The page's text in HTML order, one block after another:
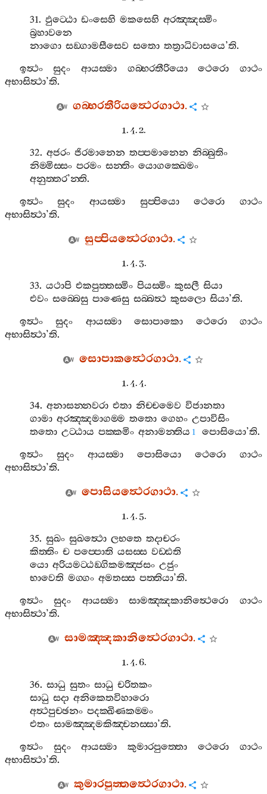
31.ඵුට‍්ඨො ඩංසෙහි මකසෙහි අරඤ‍්ඤස‍්මිං
බ්‍රහාවනෙ
නාගො සඞ‍්ගාමසීසෙව සතො තත්‍රාධිවාසයෙ’ති.
ඉත්‍ථං
සුදං ආයස‍්මා ගබ‍්භරතීරියො ථෙරො
ගාථං
අභාසිත්‍ථා’ති.
ගබ‍්භරතීරියත්‍ථෙරගාථා.
1. 4. 2.
32.අජරං ජිරමානෙන තප‍්පමානෙන නිබ‍්බුතිං
නිම‍්මිස‍්සං පරමං සන‍්තිං යොගක‍්ඛෙමං
අනුත‍්තර’න‍්ති.
ඉත්‍ථං
සුදං ආයස‍්මා සුප‍්පියො ථෙරො
ගාථං
අභාසිත්‍ථා’ති.
සුප‍්පියත්‍ථෙරගාථා.
1. 4. 3.
33.යථාපි එකපුත‍්තස‍්මිං පියස‍්මිං කුසලී සියා
එවං සබ‍්බෙසු පාණෙසු සබ‍්බත්‍ථ කුසලො සියා’ති.
ඉත්‍ථං
සුදං ආයස‍්මා සොපාකො ථෙරො
ගාථං
අභාසිත්‍ථා’ති.
සොපාකත්‍ථෙරගාථා.
1. 4. 4.
34.අනාසන‍්නවරා එතා නිච‍්චමෙව විජානතා
ගාමා අරඤ‍්ඤමාගම‍්ම තතො ගෙහං උපාවිසිං
තතො උට‍්ඨාය පක‍්කමිං අනාමන‍්තිය 1 පොසියො’ති.
ඉත්‍ථං
සුදං ආයස‍්මා පොසියො ථෙරො
ගාථං
අභාසිත්‍ථා’ති.
පොසියත්‍ථෙරගාථා.
1. 4. 5.
35.සුඛං සුඛත්‍ථො ලභතෙ තදාචරං
කිත‍්තිං ච පප‍්පොති යසස‍්ස වඩ‍්ඪති
යො අරියමට‍්ඨඞ‍්ගිකමඤ‍්ජසං උජුං
භාවෙති මග‍්ගං අමතස‍්ස පත‍්තියා’ති.
ඉත්‍ථං
සුදං ආයස‍්මා සාමඤ‍්ඤකානිත්‍ථෙරො
ගාථං
අභාසිත්‍ථා’ති.
සාමඤ‍්ඤකානිත්‍ථෙරගාථා.
1. 4. 6.
36.සාධු සුතං සාධු චරිතකං
සාධු සදා අනිකෙතවිහාරො
අත්‍ථපුච‍්ඡනං පදක‍්ඛිණකම‍්මං
එතං සාමඤ‍්ඤමකිඤ‍්චනස‍්සා’ති.
ඉත්‍ථං
සුදං ආයස‍්මා කුමාරපුත‍්තො ථෙරො
ගාථං
අභාසිත්‍ථා’ති.
කුමාරපුත‍්තත්‍ථෙරගාථා.